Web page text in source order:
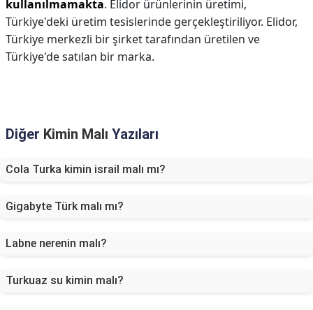
kullanılmamakta. Elidor ürünlerinin üretimi,
Türkiye'deki üretim tesislerinde gerçekleştiriliyor. Elidor,
Türkiye merkezli bir şirket tarafından üretilen ve
Türkiye'de satılan bir marka.
Diğer Kimin Malı Yazıları
Cola Turka kimin israil malı mı?
Gigabyte Türk malı mı?
Labne nerenin malı?
Turkuaz su kimin malı?